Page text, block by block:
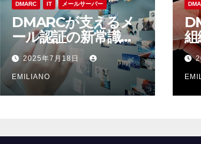
DMARC IT メールサーバー
DMARCが支えるメ
ール認証の新常識と
確実運用が安全性を
高める
2025年7月18日
EMILIANO